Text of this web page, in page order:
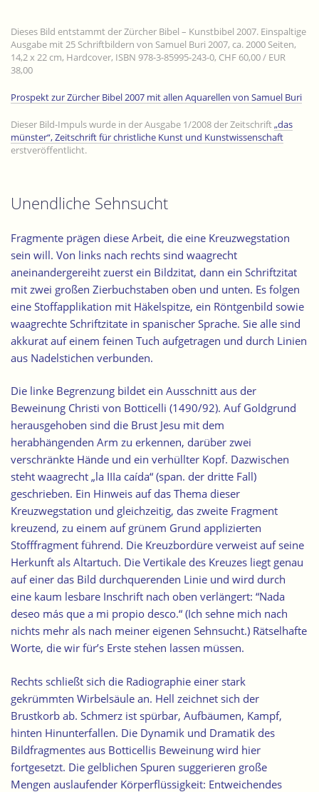
Dieses Bild entstammt der Zürcher Bibel – Kunstbibel 2007. Einspaltige
Ausgabe mit 25 Schriftbildern von Samuel Buri 2007, ca. 2000 Seiten,
14,2 x 22 cm, Hardcover, ISBN 978-3-85995-243-0, CHF 60,00 / EUR
38,00
Prospekt zur Zürcher Bibel 2007 mit allen Aquarellen von Samuel Buri
Dieser Bild-Impuls wurde in der Ausgabe 1/2008 der Zeitschrift„das
münster“, Zeitschrift für christliche Kunst und Kunstwissenschaft
erstveröffentlicht.
Unendliche Sehnsucht
Fragmente prägen diese Arbeit, die eine Kreuzwegstation
sein will. Von links nach rechts sind waagrecht
aneinandergereiht zuerst ein Bildzitat, dann ein Schriftzitat
mit zwei großen Zierbuchstaben oben und unten. Es folgen
eine Stoffapplikation mit Häkelspitze, ein Röntgenbild sowie
waagrechte Schriftzitate in spanischer Sprache. Sie alle sind
akkurat auf einem feinen Tuch aufgetragen und durch Linien
aus Nadelstichen verbunden.
Die linke Begrenzung bildet ein Ausschnitt aus der
Beweinung Christi von Botticelli (1490/92). Auf Goldgrund
herausgehoben sind die Brust Jesu mit dem
herabhängenden Arm zu erkennen, darüber zwei
verschränkte Hände und ein verhüllter Kopf. Dazwischen
steht waagrecht „la IIIa caída“ (span. der dritte Fall)
geschrieben. Ein Hinweis auf das Thema dieser
Kreuzwegstation und gleichzeitig, das zweite Fragment
kreuzend, zu einem auf grünem Grund applizierten
Stofffragment führend. Die Kreuzbordüre verweist auf seine
Herkunft als Altartuch. Die Vertikale des Kreuzes liegt genau
auf einer das Bild durchquerenden Linie und wird durch
eine kaum lesbare Inschrift nach oben verlängert: “Nada
deseo más que a mi propio desco.“ (Ich sehne mich nach
nichts mehr als nach meiner eigenen Sehnsucht.) Rätselhafte
Worte, die wir für’s Erste stehen lassen müssen.
Rechts schließt sich die Radiographie einer stark
gekrümmten Wirbelsäule an. Hell zeichnet sich der
Brustkorb ab. Schmerz ist spürbar, Aufbäumen, Kampf,
hinten Hinunterfallen. Die Dynamik und Dramatik des
Bildfragmentes aus Botticellis Beweinung wird hier
fortgesetzt. Die gelblichen Spuren suggerieren große
Mengen auslaufender Körperflüssigkeit: Entweichendes